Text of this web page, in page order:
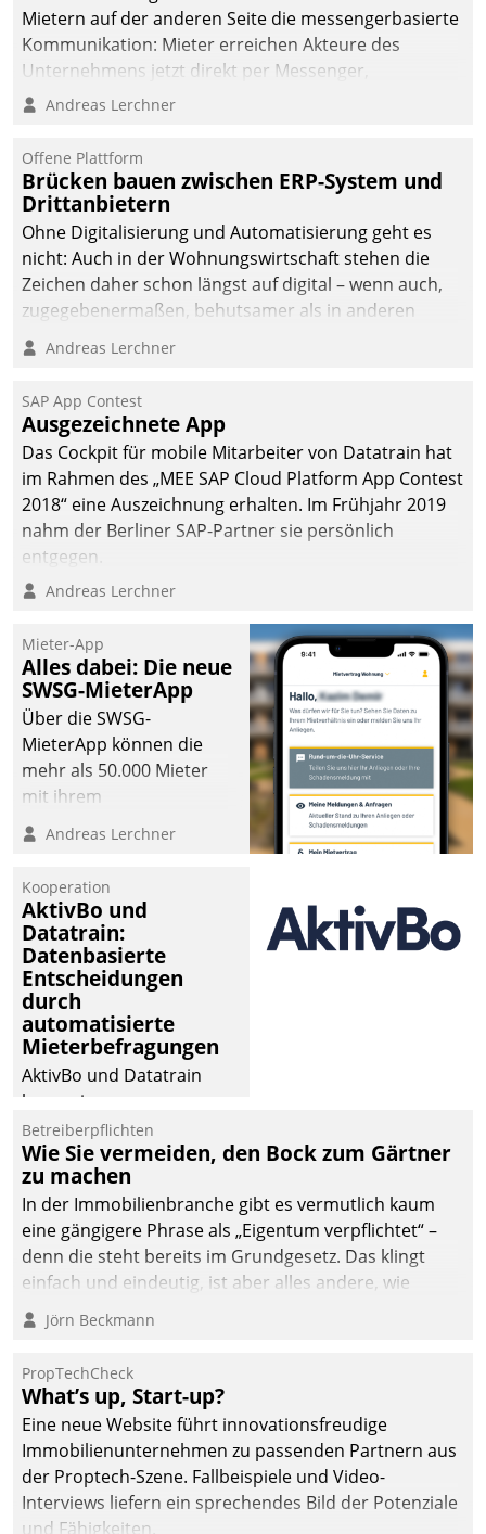
Mietern auf der anderen Seite die messengerbasierte
Kommunikation: Mieter erreichen Akteure des
Unternehmens jetzt direkt per Messenger,
Mitarbeiter oder Dienstleister empfangen oder
Andreas Lerchner
Offene Plattform
Brücken bauen zwischen ERP-System und
Drittanbietern
Ohne Digitalisierung und Automatisierung geht es
nicht: Auch in der Wohnungswirtschaft stehen die
Zeichen daher schon längst auf digital – wenn auch,
zugegebenermaßen, behutsamer als in anderen
Branchen.
Andreas Lerchner
SAP App Contest
Ausgezeichnete App
Das Cockpit für mobile Mitarbeiter von Datatrain hat
im Rahmen des „MEE SAP Cloud Platform App Contest
2018“ eine Auszeichnung erhalten. Im Frühjahr 2019
nahm der Berliner SAP-Partner sie persönlich
entgegen.
Andreas Lerchner
Mieter-App
Alles dabei: Die neue
SWSG-MieterApp
Über die SWSG-
MieterApp können die
mehr als 50.000 Mieter
mit ihrem
Wohnungsunternehmen
kommunizieren, auf dem
einsehen und ändern
oder
Schadensmeldungen
abgeben – rund um die
Uhr.
Andreas Lerchner
Kooperation
AktivBo und
Datatrain:
Datenbasierte
Entscheidungen
durch
automatisierte
Mieterbefragungen
AktivBo und Datatrain
kooperieren –
Immobilienunternehmen
profitieren: Die nahtlose
Integration der Lösungen
von AktivBo und
Datatrain ermöglicht
automatisiert ausgelöste,
zielgerichtete
Mieterbefragungen – eine
starke Grundlage für
intelligente,
datengestützte
Entscheidungen.
Betreiberpflichten
Wie Sie vermeiden, den Bock zum Gärtner
zu machen
In der Immobilienbranche gibt es vermutlich kaum
eine gängigere Phrase als „Eigentum verpflichtet“ –
denn die steht bereits im Grundgesetz. Das klingt
einfach und eindeutig, ist aber alles andere, wie
Branchenbeschäftigte wissen. Denn mit der
Verantwortung folgen Verpflichtungen.
Jörn Beckmann
PropTechCheck
What’s up, Start-up?
Eine neue Website führt innovationsfreudige
Immobilienunternehmen zu passenden Partnern aus
der Proptech-Szene. Fallbeispiele und Video-
Interviews liefern ein sprechendes Bild der Potenziale
und Fähigkeiten.